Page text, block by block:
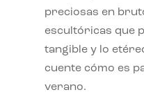
preciosas en
escultóricas que
tangible y lo
cuente cómo es
verano.